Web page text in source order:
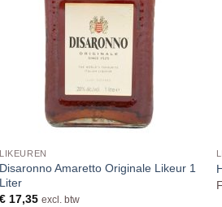
LIKEUREN
Disaronno Amaretto Originale Likeur 1
Liter
€ 17,35 excl. btw